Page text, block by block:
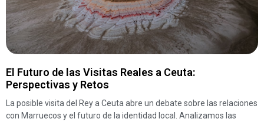
El Futuro de las Visitas Reales a Ceuta:
Perspectivas y Retos
La posible visita del Rey a Ceuta abre un debate sobre las relaciones
con Marruecos y el futuro de la identidad local. Analizamos las